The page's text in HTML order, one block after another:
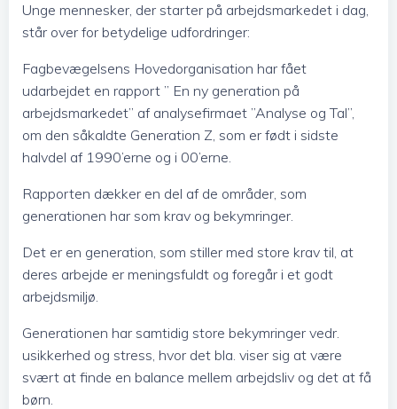
Unge mennesker, der starter på arbejdsmarkedet i dag,
står over for betydelige udfordringer:
Fagbevægelsens Hovedorganisation har fået
udarbejdet en rapport ” En ny generation på
arbejdsmarkedet” af analysefirmaet ”Analyse og Tal”,
om den såkaldte Generation Z, som er født i sidste
halvdel af 1990’erne og i 00’erne.
Rapporten dækker en del af de områder, som
generationen har som krav og bekymringer.
Det er en generation, som stiller med store krav til, at
deres arbejde er meningsfuldt og foregår i et godt
arbejdsmiljø.
Generationen har samtidig store bekymringer vedr.
usikkerhed og stress, hvor det bla. viser sig at være
svært at finde en balance mellem arbejdsliv og det at få
børn.